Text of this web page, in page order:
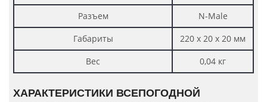
Разъем
N-Male
Габариты
220 х 20 х 20 мм
Вес
0,04 кг
ХАРАКТЕРИСТИКИ ВСЕПОГОДНОЙ